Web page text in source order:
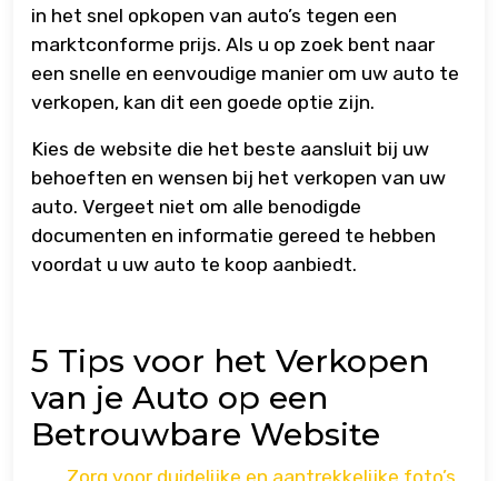
in het snel opkopen van auto’s tegen een
marktconforme prijs. Als u op zoek bent naar
een snelle en eenvoudige manier om uw auto te
verkopen, kan dit een goede optie zijn.
Kies de website die het beste aansluit bij uw
behoeften en wensen bij het verkopen van uw
auto. Vergeet niet om alle benodigde
documenten en informatie gereed te hebben
voordat u uw auto te koop aanbiedt.
5 Tips voor het Verkopen
van je Auto op een
Betrouwbare Website